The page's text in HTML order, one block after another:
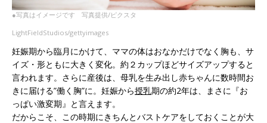
●写真はイメージです 写真提供/ピクスタ
LightFieldStudios/gettyimages
妊娠期から臨月にかけて、ママの体はおなかだけでなく胸も、サ
イズ・形ともに大きく変化。約２カップほどサイズアップすると
言われます。さらに産後は、母乳を生み出し赤ちゃんに数時間お
きに届ける”働く胸”に。妊娠から授乳期の約2年は、まさに『お
っぱい激変期』と言えます。
だからこそ、この時期にきちんとバストケアをしておくことが大